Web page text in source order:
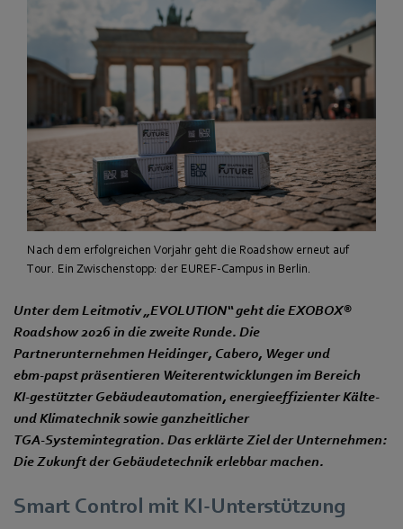
Nach dem erfolgreichen Vorjahr geht die Roadshow erneut auf
Tour. Ein Zwischenstopp: der EUREF-Campus in Berlin.
Unter dem Leitmotiv „EVOLUTION“ geht die EXOBOX®
Roadshow 2026 in die zweite Runde. Die
Partnerunternehmen Heidinger, Cabero, Weger und
ebm‑papst präsentieren Weiterentwicklungen im Bereich
KI‑gestützter Gebäudeautomation, energieeffizienter Kälte-
und Klimatechnik sowie ganzheitlicher
TGA‑Systemintegration. Das erklärte Ziel der Unternehmen:
Die Zukunft der Gebäudetechnik erlebbar machen.
Smart Control mit KI-Unterstützung